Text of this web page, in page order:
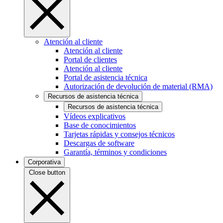
Atención al cliente
Atención al cliente
Portal de clientes
Atención al cliente
Portal de asistencia técnica
Autorización de devolución de material (RMA)
Recursos de asistencia técnica
Recursos de asistencia técnica
Vídeos explicativos
Base de conocimientos
Tarjetas rápidas y consejos técnicos
Descargas de software
Garantía, términos y condiciones
Corporativa
Close button